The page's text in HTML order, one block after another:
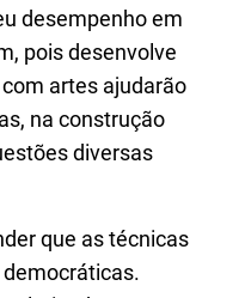
desempenho em
pois desenvolve
artes ajudarão
na construção
diversas
que as técnicas